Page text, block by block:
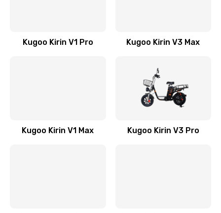
Kugoo Kirin V1 Pro Kugoo Kirin V3 Max
Kugoo Kirin V1 Max Kugoo Kirin V3 Pro